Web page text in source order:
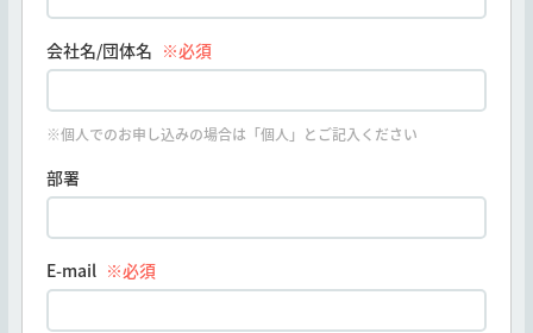
会社名/団体名 ※必須
※個人でのお申し込みの場合は「個人」とご記入ください
部署
E-mail ※必須